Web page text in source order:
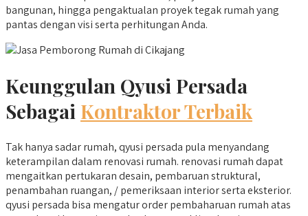
bangunan, hingga pengaktualan proyek tegak rumah yang
pantas dengan visi serta perhitungan Anda.
Keunggulan Qyusi Persada
Sebagai Kontraktor Terbaik
Tak hanya sadar rumah, qyusi persada pula menyandang
keterampilan dalam renovasi rumah. renovasi rumah dapat
mengaitkan pertukaran desain, pembaruan struktural,
penambahan ruangan, / pemeriksaan interior serta eksterior.
qyusi persada bisa mengatur order pembaharuan rumah atas